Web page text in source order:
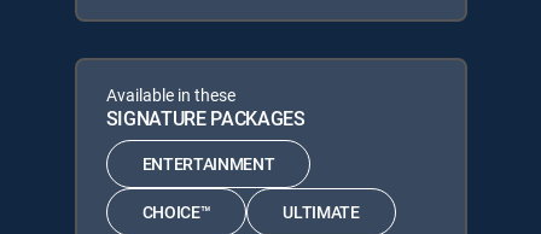
Available in these
SIGNATURE PACKAGES
ENTERTAINMENT
CHOICE™ ULTIMATE